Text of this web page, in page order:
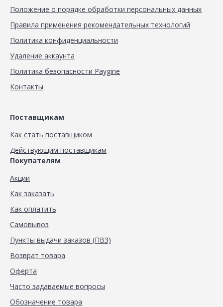
Положение о порядке обработки персональных данных
Правила применения рекомендательных технологий
Политика конфиденциальности
Удаление аккаунта
Политика безопасности Paygine
Контакты
Поставщикам
Как стать поставщиком
Действующим поставщикам
Покупателям
Акции
Как заказать
Как оплатить
Самовывоз
Пункты выдачи заказов (ПВЗ)
Возврат товара
Оферта
Часто задаваемые вопросы
Обозначение товара